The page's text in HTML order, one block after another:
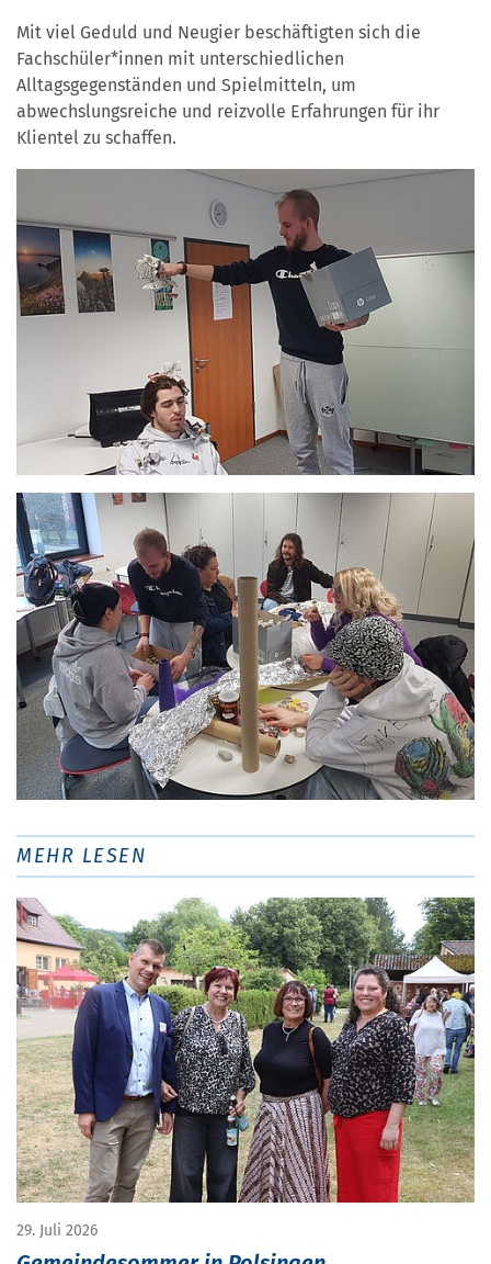
Mit viel Geduld und Neugier beschäftigten sich die
Fachschüler*innen mit unterschiedlichen
Alltagsgegenständen und Spielmitteln, um
abwechslungsreiche und reizvolle Erfahrungen für ihr
Klientel zu schaffen.
MEHR LESEN
29. Juli 2026